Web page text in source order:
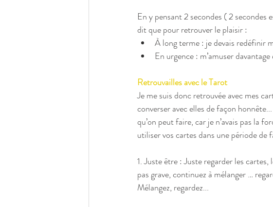
En y pensant 2 secondes ( 2
dit que pour retrouver le plaisir :
À long terme : je devais redéfinir
En urgence : m’amuser
Retrouvailles avec le Tarot
Je me suis donc retrouvée avec mes
converser avec elles de façon
qu’on peut faire, car je n’avais pas la
utiliser vos cartes dans une période de
1. Juste être : Juste regarder les
pas grave, continuez à mélanger …
Mélangez, regardez...